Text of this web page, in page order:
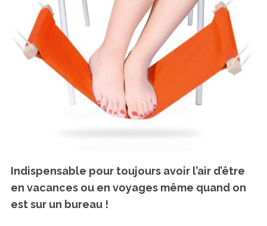
Indispensable pour toujours avoir l’air d’être
en vacances ou en voyages même quand on
est sur un bureau !